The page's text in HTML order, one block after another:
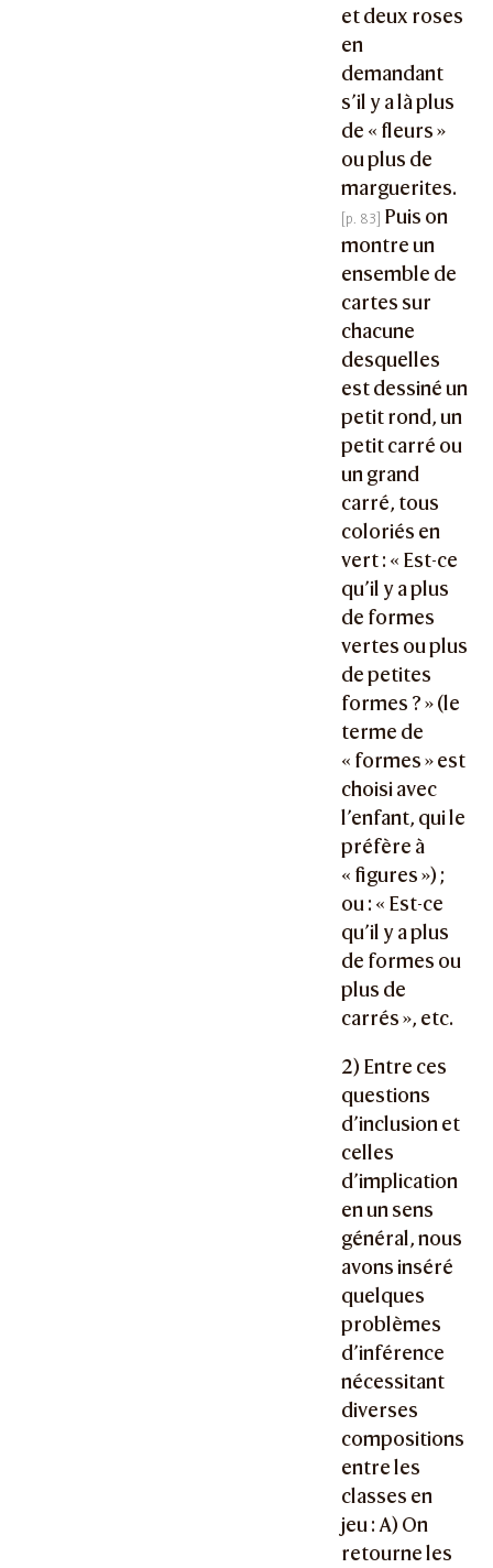
et deux roses
en
demandant
s’il y a là plus
de « fleurs »
ou plus de
marguerites.
Puis on
montre un
ensemble de
cartes sur
chacune
desquelles
est dessiné un
petit rond, un
petit carré ou
un grand
carré, tous
coloriés en
vert : « Est-ce
qu’il y a plus
de formes
vertes ou plus
de petites
formes ? » (le
terme de
« formes » est
choisi avec
l’enfant, qui le
préfère à
« figures ») ;
ou : « Est-ce
qu’il y a plus
de formes ou
plus de
carrés », etc.
2) Entre ces
questions
d’inclusion et
celles
d’implication
en un sens
général, nous
avons inséré
quelques
problèmes
d’inférence
nécessitant
diverses
compositions
entre les
classes en
jeu : A) On
retourne les